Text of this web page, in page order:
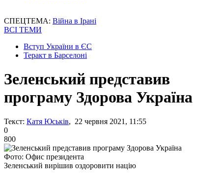
СПЕЦТЕМА: Війна в Ірані
ВСІ ТЕМИ
Вступ України в ЄС
Теракт в Барселоні
Зеленський представив
програму Здорова Україна
Текст: Катя Юськів, 22 червня 2021, 11:55
0
800
Фото: Офис президента
Зеленський вирішив оздоровити націю